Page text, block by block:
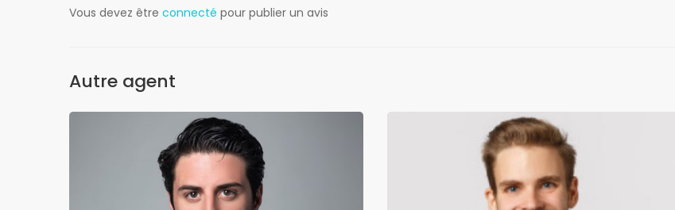
Vous devez être connecté pour publier un avis
Autre agent